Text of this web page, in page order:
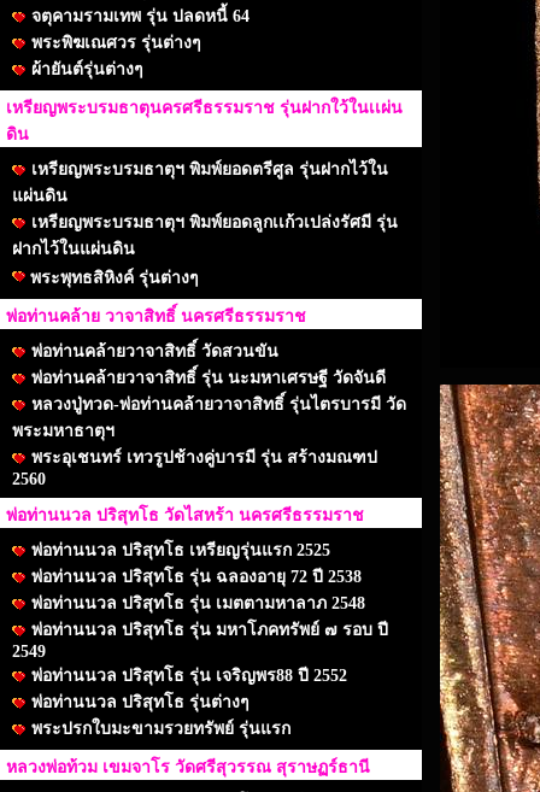
จตุคามรามเทพ รุ่น ปลดหนี้ 64
พระพิฆเณศวร รุ่นต่างๆ
ผ้ายันต์รุ่นต่างๆ
เหรียญพระบรมธาตุนครศรีธรรมราช รุ่นฝากใว้ในเเผ่น
ดิน
เหรียญพระบรมธาตุฯ พิมพ์ยอดตรีศูล รุ่นฝากไว้ใน
แผ่นดิน
เหรียญพระบรมธาตุฯ พิมพ์ยอดลูกเเก้วเปล่งรัศมี รุ่น
ฝากไว้ในแผ่นดิน
พระพุทธสิหิงค์ รุ่นต่างๆ
พ่อท่านคล้าย วาจาสิทธิ์ นครศรีธรรมราช
พ่อท่านคล้ายวาจาสิทธิ์ วัดสวนขัน
พ่อท่านคล้ายวาจาสิทธิ์ รุ่น นะมหาเศรษฐี วัดจันดี
หลวงปู่ทวด-พ่อท่านคล้ายวาจาสิทธิ์ รุ่นไตรบารมี วัด
พระมหาธาตุฯ
พระอุเชนทร์ เทวรูปช้างคู่บารมี รุ่น สร้างมณฑป
2560
พ่อท่านนวล ปริสุทโธ วัดไสหร้า นครศรีธรรมราช
พ่อท่านนวล ปริสุทโธ เหรียญรุ่นแรก 2525
พ่อท่านนวล ปริสุทโธ รุ่น ฉลองอายุ 72 ปี 2538
พ่อท่านนวล ปริสุทโธ รุ่น เมตตามหาลาภ 2548
พ่อท่านนวล ปริสุทโธ รุ่น มหาโภคทรัพย์ ๗ รอบ ปี
2549
พ่อท่านนวล ปริสุทโธ รุ่น เจริญพร88 ปี 2552
พ่อท่านนวล ปริสุทโธ รุ่นต่างๆ
พระปรกใบมะขามรวยทรัพย์ รุ่นแรก
หลวงพ่อท้วม เขมจาโร วัดศรีสุวรรณ สุราษฏร์ธานี